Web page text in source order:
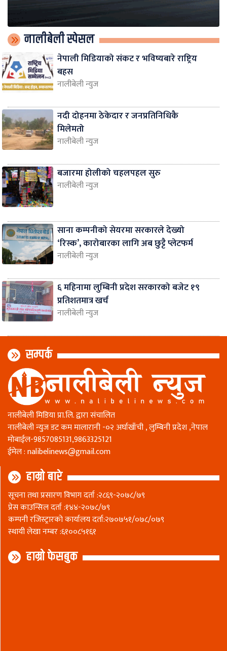
नालीबेली स्पेसल
नेपाली मिडियाको संकट र भविष्यबारे राष्ट्रिय
बहस
नालीबेली न्युज
नदी दोहनमा ठेकेदार र जनप्रतिनिधिकै
मिलेमतो
नालीबेली न्युज
बजारमा होलीको चहलपहल सुरु
नालीबेली न्युज
साना कम्पनीको सेयरमा सरकारले देख्यो
‘रिस्क’, कारोबारका लागि अब छुट्टै प्लेटफर्म
नालीबेली न्युज
६ महिनामा लुम्बिनी प्रदेश सरकारको बजेट १९
प्रतिशतमात्र खर्च
नालीबेली न्युज
सम्पर्क
नालीबेली मिडिया प्रा.लि. द्वारा संचालित
नालीबेली न्युज डट कम मालारानी -०२ अर्घाखाँची , लुम्बिनी प्रदेश ,नेपाल
माेबाईल-9857085131,9863325121
ईमेल :nalibelinews@gmail.com
हाम्रो बारे
सूचना तथा प्रसारण विभाग दर्ता :२८६९-२०७८/७९
प्रेस काउन्सिल दर्ता :१४४-२०७८/७९
कम्पनी रजिस्ट्रारकाे कार्यालय दर्ता:२७०७५१/०७८/०७९
स्थायी लेखा नम्बर :६१००८५१६१
हाम्रो फेसबुक